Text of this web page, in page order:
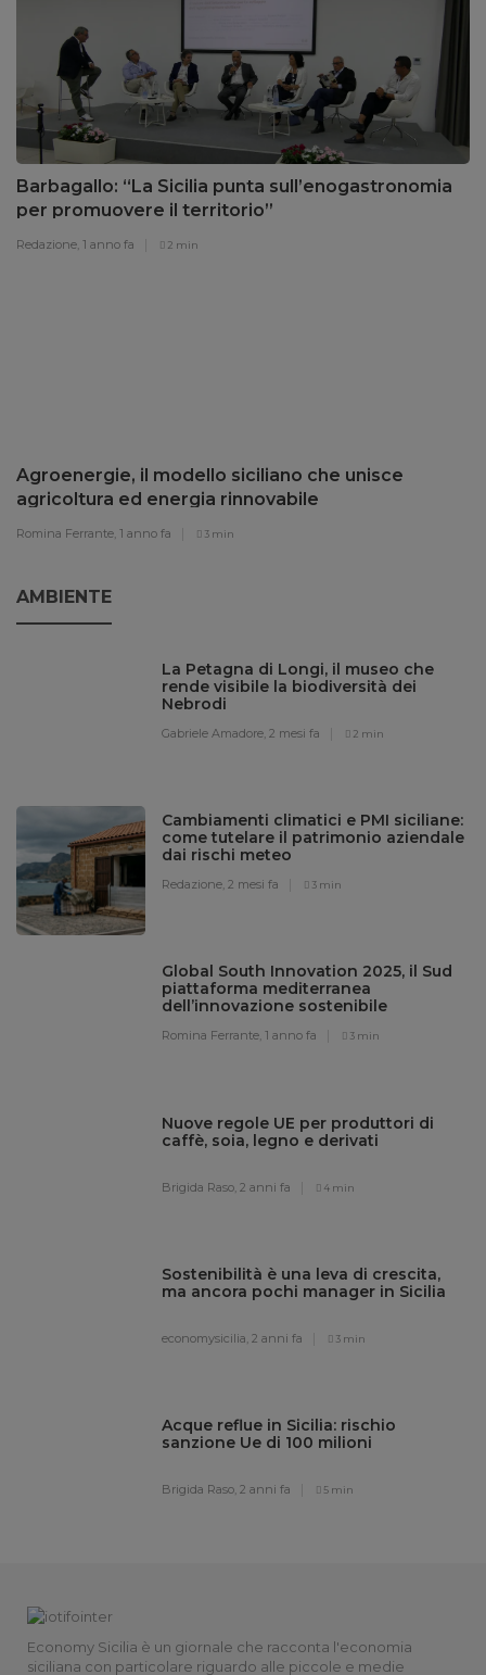
Barbagallo: “La Sicilia punta sull’enogastronomia
per promuovere il territorio”
Redazione, 1 anno fa 2 min
Agroenergie, il modello siciliano che unisce
agricoltura ed energia rinnovabile
Romina Ferrante, 1 anno fa 3 min
AMBIENTE
La Petagna di Longi, il museo che
rende visibile la biodiversità dei
Nebrodi
Gabriele Amadore,2 mesi fa 2 min
Cambiamenti climatici e PMI siciliane:
come tutelare il patrimonio aziendale
dai rischi meteo
Redazione,2 mesi fa 3 min
Global South Innovation 2025, il Sud
piattaforma mediterranea
dell’innovazione sostenibile
Romina Ferrante,1 anno fa 3 min
Nuove regole UE per produttori di
caffè, soia, legno e derivati
Brigida Raso,2 anni fa 4 min
Sostenibilità è una leva di crescita,
ma ancora pochi manager in Sicilia
economysicilia,2 anni fa 3 min
Acque reflue in Sicilia: rischio
sanzione Ue di 100 milioni
Brigida Raso,2 anni fa 5 min
Economy Sicilia è un giornale che racconta l'economia
siciliana con particolare riguardo alle piccole e medie